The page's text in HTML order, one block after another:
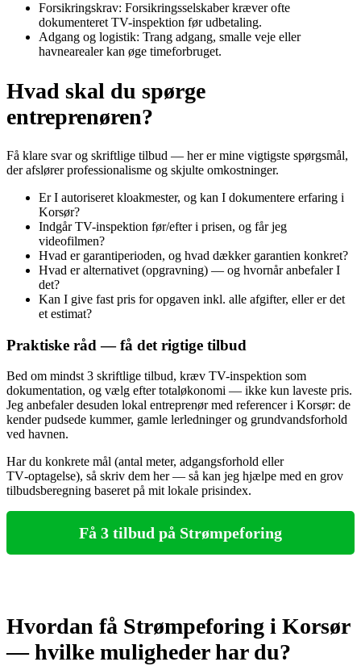
Forsikringskrav: Forsikringsselskaber kræver ofte
dokumenteret TV-inspektion før udbetaling.
Adgang og logistik: Trang adgang, smalle veje eller
havnearealer kan øge timeforbruget.
Hvad skal du spørge
entreprenøren?
Få klare svar og skriftlige tilbud — her er mine vigtigste spørgsmål,
der afslører professionalisme og skjulte omkostninger.
Er I autoriseret kloakmester, og kan I dokumentere erfaring i
Korsør?
Indgår TV-inspektion før/efter i prisen, og får jeg
videofilmen?
Hvad er garantiperioden, og hvad dækker garantien konkret?
Hvad er alternativet (opgravning) — og hvornår anbefaler I
det?
Kan I give fast pris for opgaven inkl. alle afgifter, eller er det
et estimat?
Praktiske råd — få det rigtige tilbud
Bed om mindst 3 skriftlige tilbud, kræv TV-inspektion som
dokumentation, og vælg efter totaløkonomi — ikke kun laveste pris.
Jeg anbefaler desuden lokal entreprenør med referencer i Korsør: de
kender pudsede kummer, gamle lerledninger og grundvandsforhold
ved havnen.
Har du konkrete mål (antal meter, adgangsforhold eller
TV‑optagelse), så skriv dem her — så kan jeg hjælpe med en grov
tilbudsberegning baseret på mit lokale prisindex.
Få 3 tilbud på Strømpeforing
Hvordan få Strømpeforing i Korsør
— hvilke muligheder har du?